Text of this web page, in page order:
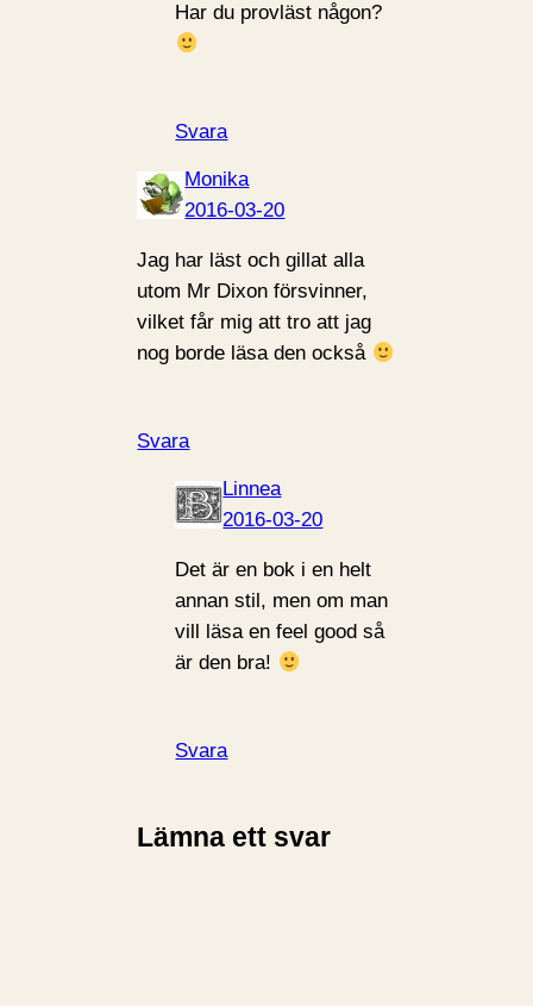
Har du provläst någon?
Svara
Monika
2016-03-20
Jag har läst och gillat alla
utom Mr Dixon försvinner,
vilket får mig att tro att jag
nog borde läsa den också
Svara
Linnea
2016-03-20
Det är en bok i en helt
annan stil, men om man
vill läsa en feel good så
är den bra!
Svara
Lämna ett svar